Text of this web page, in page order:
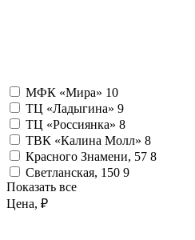
МФК «Мира» 10
ТЦ «Ладыгина» 9
ТЦ «Россиянка» 8
ТВК «Калина Молл» 8
Красного Знамени, 57 8
Светланская, 150 9
Показать все
Цена, ₽